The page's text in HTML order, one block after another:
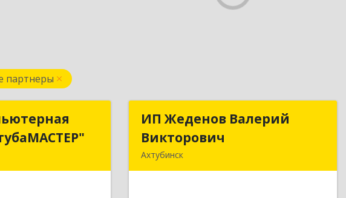
партнеры
ИП Жеденов Валерий
Викторович
Ахтубинск
ИП Жеденов Валерий